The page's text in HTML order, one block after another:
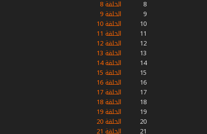
8
الحلقة 8
9
الحلقة 9
10
الحلقة 10
11
الحلقة 11
12
الحلقة 12
13
الحلقة 13
14
الحلقة 14
15
الحلقة 15
16
الحلقة 16
17
الحلقة 17
18
الحلقة 18
19
الحلقة 19
20
الحلقة 20
21
الحلقة 21